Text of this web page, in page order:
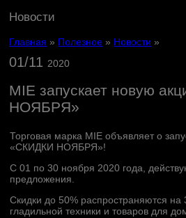
Новости
Главная » Полезное » Новости »
01/11 2020
MIE запускает новую
НОЯБРЯ»
Торговая марка MIE объявляет о
«СКИДКИ НОЯБРЯ»!
С 01 по 30 ноября 2020 года,
предложения.
Скидки до 50% распространяются
гладильной техники и товаров для